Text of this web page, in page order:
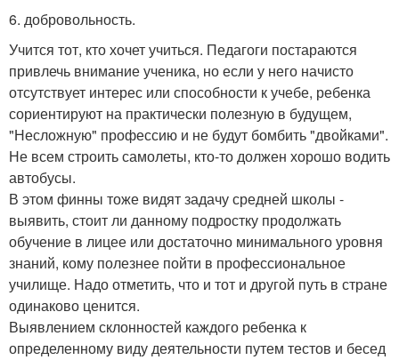
6. добровольность.
Учится тот, кто хочет учиться. Педагоги постараются
привлечь внимание ученика, но если у него начисто
отсутствует интерес или способности к учебе, ребенка
сориентируют на практически полезную в будущем,
"Несложную" профессию и не будут бомбить "двойками".
Не всем строить самолеты, кто-то должен хорошо водить
автобусы.
В этом финны тоже видят задачу средней школы -
выявить, стоит ли данному подростку продолжать
обучение в лицее или достаточно минимального уровня
знаний, кому полезнее пойти в профессиональное
училище. Надо отметить, что и тот и другой путь в стране
одинаково ценится.
Выявлением склонностей каждого ребенка к
определенному виду деятельности путем тестов и бесед